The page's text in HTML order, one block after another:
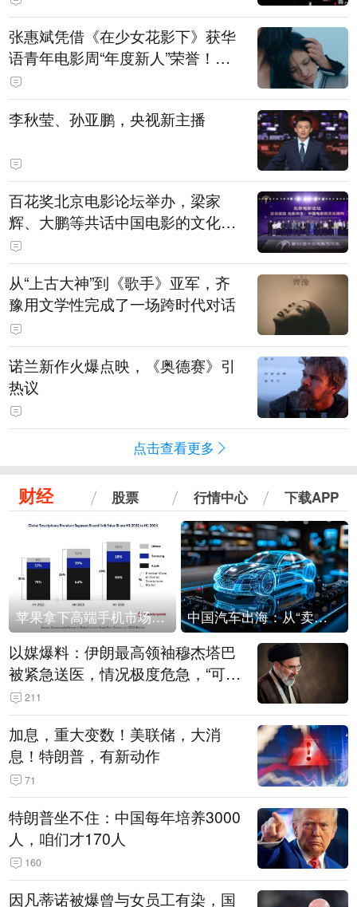
张惠斌凭借《在少女花影下》获华
语青年电影周“年度新人”荣誉！该
电影全程在广州取景，采用粤语对
白，主演均为广州本土演员
李秋莹、孙亚鹏，央视新主播
百花奖北京电影论坛举办，梁家
辉、大鹏等共话中国电影的文化建
构
从“上古大神”到《歌手》亚军，齐
豫用文学性完成了一场跨时代对话
诺兰新作火爆点映，《奥德赛》引
热议
点击查看更多
财经 股票 行情中心 下载APP
苹果拿下高端手机市场65%的份额：iPhone 17系列功不可没 中国汽车出海：从“卖出去”到“走进去”
以媒爆料：伊朗最高领袖穆杰塔巴
被紧急送医，情况极度危急，“可能
随时会死去”
211
加息，重大变数！美联储，大消
息！特朗普，有新动作
71
特朗普坐不住：中国每年培养3000
人，咱们才170人
160
因凡蒂诺被爆曾与女员工有染，国